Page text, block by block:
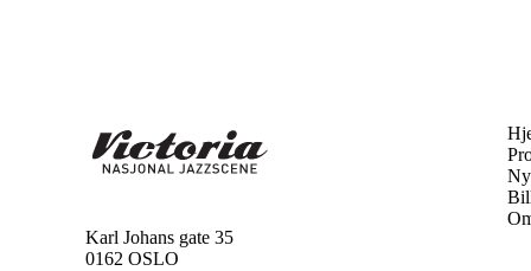
Karl Johans gate 35
0162 OSLO